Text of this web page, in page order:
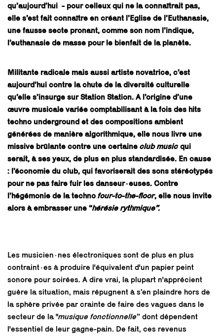
qu’aujourd’hui - pour celleux qui ne la connaîtrait pas,
elle s’est fait connaître en créant l’Eglise de l’Euthanasie,
une fausse secte pronant, comme son nom l’indique,
l’euthanasie de masse pour le bienfait de la planète.
Militante radicale mais aussi artiste novatrice, c’est
aujourd’hui contre la chute de la diversité culturelle
qu’elle s’insurge sur Station Station. A l’origine d’une
œuvre musicale variée comptabilisant à la fois des hits
techno underground et des compositions ambient
générées de manière algorithmique, elle nous livre une
missive brûlante contre une certaine club music qui
serait, à ses yeux, de plus en plus standardisée. En cause
: l’économie du club, qui favoriserait des sons stéréotypés
pour ne pas faire fuir les danseur·euses. Contre
l’hégémonie de la techno four-to-the-floor, elle nous invite
alors à embrasser une “hérésie rythmique”.
Les musicien·nes électroniques sont de plus en plus
contraint·es à produire l'équivalent d'un papier peint
sonore pour soirées. A dire vrai, la plupart n'apprécient
guère la situation, mais répugnent à s’en plaindre hors de
la sphère privée par crainte de faire des vagues dans le
secteur de la "musique fonctionnelle” dont dépendent
l'essentiel de leur gagne-pain. De fait, ces revenus